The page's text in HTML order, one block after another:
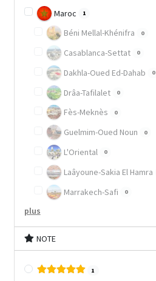
Maroc
1
Béni Mellal-Khénifra 0
Casablanca-Settat 0
Dakhla-Oued Ed-Dahab 0
Drâa-Tafilalet 0
Fès-Meknès 0
Guelmim-Oued Noun 0
L'Oriental 0
Laâyoune-Sakia El Hamra
Marrakech-Safi 0
plus
NOTE
1